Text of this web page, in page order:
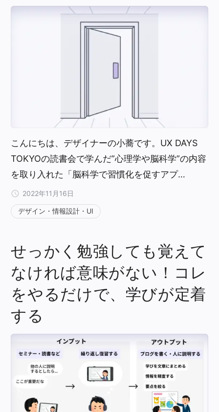
こんにちは、デザイナーの小蕎です。UX DAYS
TOKYOの読書会で学んだ”心理学や脳科学”の内容
を取り入れた「脳科学で習慣化を促すアプ…
2022年11月16日
デザイン・情報設計・UI
せっかく勉強しても覚えて
なければ意味がない！コレ
をやるだけで、学びが定着
する